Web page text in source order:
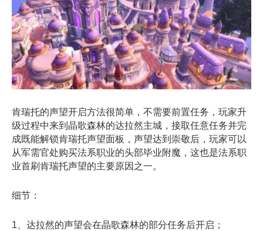
肯瑞托的声望开启方法很简单，不需要前置任务，玩家升
级过程中来到晶歌森林的达拉然主城，接取任意任务并完
成既能解锁肯瑞托声望面板，声望达到崇敬后，玩家可以
从军需官处购买法系职业的头部毕业附魔，这也是法系职
业首刷肯瑞托声望的主要原因之一。
细节：
1、达拉然的声望会在晶歌森林的部分任务后开启；